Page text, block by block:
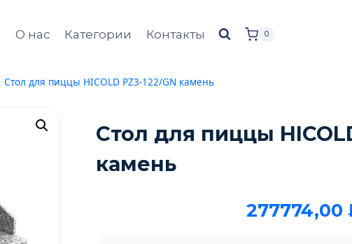
О нас Категории Контакты 0
/Стол для пиццы HICOLD PZ3-122/GN камень
Стол для пиццы
камень
277774,00